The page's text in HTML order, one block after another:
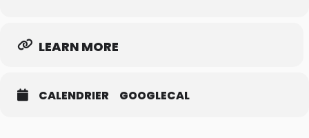
LEARN MORE
CALENDRIER GOOGLECAL